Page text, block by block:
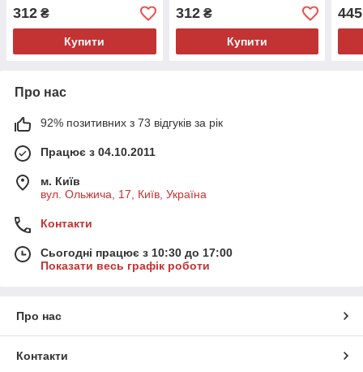
312 ₴
Купити
312₴
Купити
445
Про нас
92% позитивних з 73 відгуків за рік
Працює з 04.10.2011
м. Київ
вул. Ольжича, 17, Київ, Україна
Контакти
Сьогодні працює з 10:30 до 17:00
Показати весь графік роботи
Про нас
Контакти